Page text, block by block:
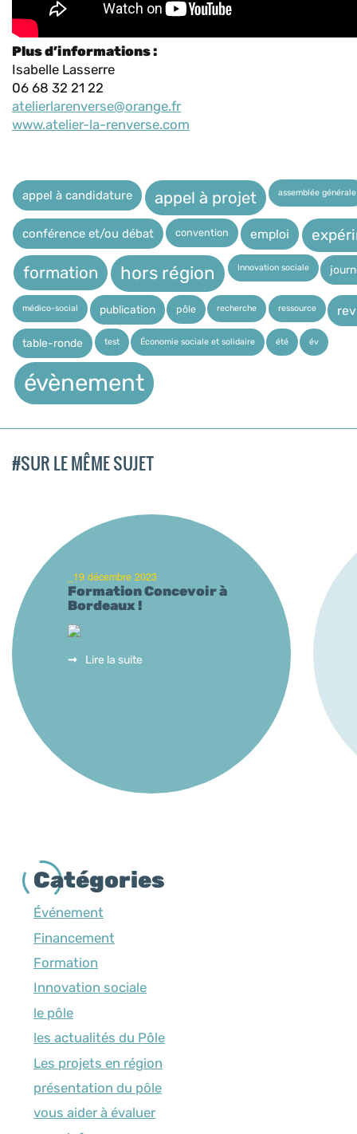
Plus d’informations :
Isabelle Lasserre
06 68 32 21 22
atelierlarenverse@orange.fr
www.atelier-la-renverse.com
appel à candidature appel à projet assemblée générale
conférence et/ou débat convention emploi
formation hors région Innovation sociale
médico-social publication pôle recherche ressource
table-ronde test Économie sociale et solidaire été év
évènement
#SUR LE MÊME SUJET
_19 décembre 2023
Formation Concevoir à
Bordeaux !
Lire la suite
Catégories
Événement
Financement
Formation
Innovation sociale
le pôle
les actualités du Pôle
Les projets en région
présentation du pôle
vous aider à évaluer